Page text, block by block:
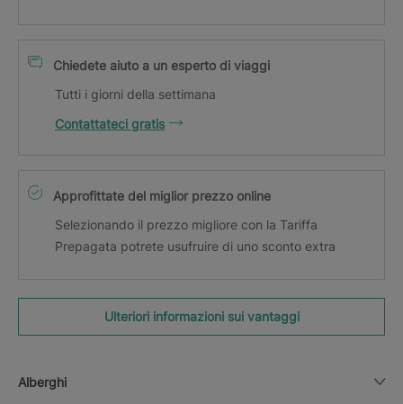
Chiedete aiuto a un esperto di viaggi
Tutti i giorni della settimana
Contattateci gratis
Approfittate del miglior prezzo online
Selezionando il prezzo migliore con la Tariffa
Prepagata potrete usufruire di uno sconto extra
Ulteriori informazioni sui vantaggi
Alberghi